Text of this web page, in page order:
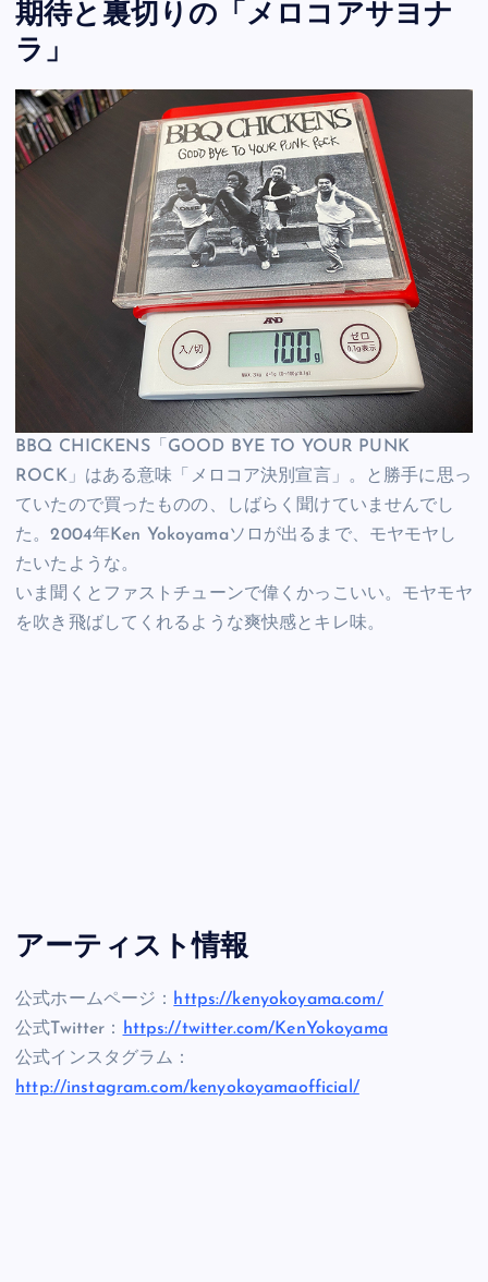
期待と裏切りの「メロコアサヨナ
ラ」
BBQ CHICKENS「GOOD BYE TO YOUR PUNK
ROCK」はある意味「メロコア決別宣言」。と勝手に思っ
ていたので買ったものの、しばらく聞けていませんでし
た。2004年Ken Yokoyamaソロが出るまで、モヤモヤし
たいたような。
いま聞くとファストチューンで偉くかっこいい。モヤモヤ
を吹き飛ばしてくれるような爽快感とキレ味。
アーティスト情報
公式ホームページ： https://kenyokoyama.com/
公式Twitter：
https://twitter.com/KenYokoyama
公式インスタグラム：
http://instagram.com/kenyokoyamaofficial/